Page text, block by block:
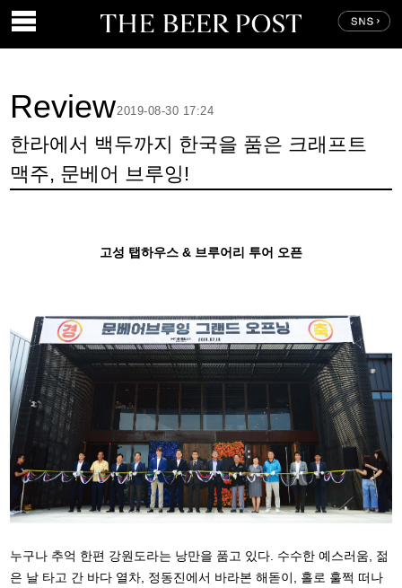
Review
한라에서 백두까지 한국을 품은 크래프트
맥주, 문베어 브루잉!
2019-08-30 17:24
고성 탭하우스 & 브루어리 투어 오픈
누구나 추억 한편 강원도라는 낭만을 품고 있다. 수수한 예스러움, 젊
은 날 타고 간 바다 열차, 정동진에서 바라본 해돋이, 홀로 훌쩍 떠나